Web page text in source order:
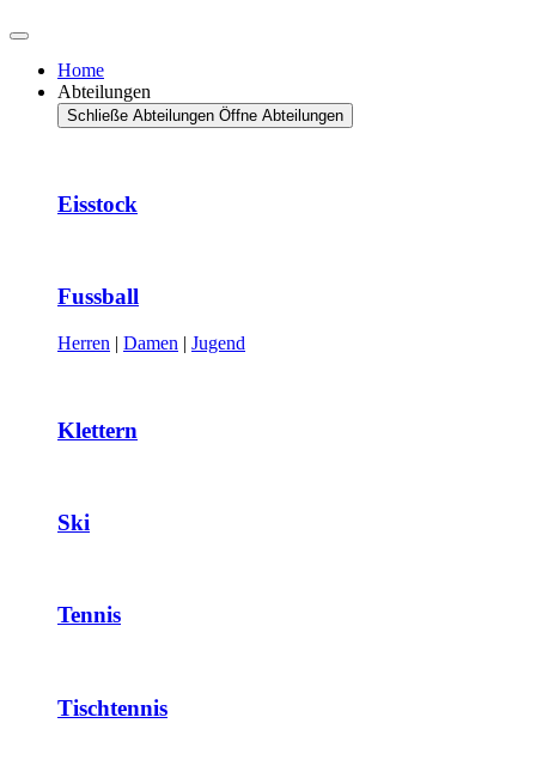
Home
Abteilungen
Schließe Abteilungen Öffne Abteilungen
Eisstock
Fussball
Herren | Damen | Jugend
Klettern
Ski
Tennis
Tischtennis